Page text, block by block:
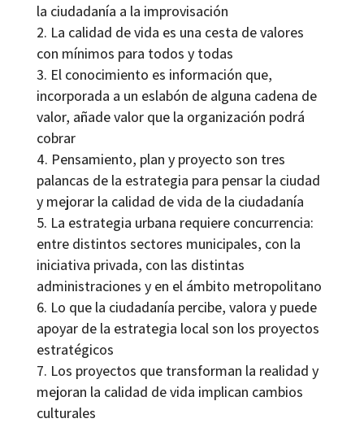
la ciudadanía a la improvisación
La calidad de vida es una cesta de valores
con mínimos para todos y todas
El conocimiento es información que,
incorporada a un eslabón de alguna cadena de
valor, añade valor que la organización podrá
cobrar
Pensamiento, plan y proyecto son tres
palancas de la estrategia para pensar la ciudad
y mejorar la calidad de vida de la ciudadanía
La estrategia urbana requiere concurrencia:
entre distintos sectores municipales, con la
iniciativa privada, con las distintas
administraciones y en el ámbito metropolitano
Lo que la ciudadanía percibe, valora y puede
apoyar de la estrategia local son los proyectos
estratégicos
Los proyectos que transforman la realidad y
mejoran la calidad de vida implican cambios
culturales